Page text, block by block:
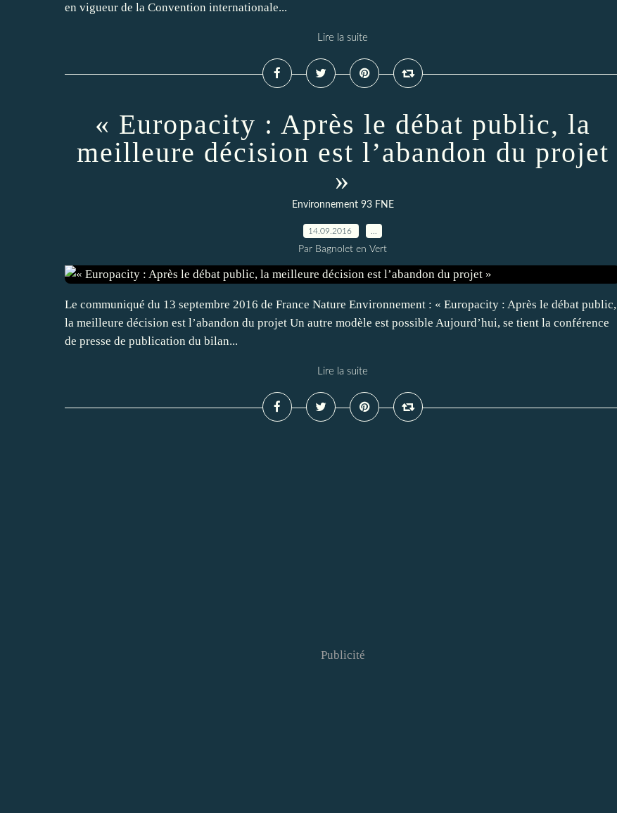
en vigueur de la Convention internationale...
Lire la suite
« Europacity : Après le débat public, la
meilleure décision est l’abandon du projet
»
Environnement 93 FNE
14.09.2016
Par Bagnolet en Vert
Le communiqué du 13 septembre 2016 de France Nature Environnement : « Europacity : Après le débat public,
la meilleure décision est l’abandon du projet Un autre modèle est possible Aujourd’hui, se tient la conférence
de presse de publication du bilan...
Lire la suite
Publicité